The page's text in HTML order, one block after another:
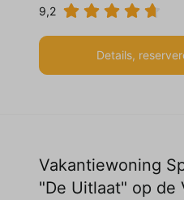
9,2
Details,
Vakantiewoning
"De Uitlaat" op de